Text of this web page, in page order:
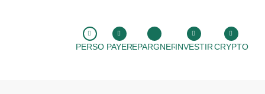
PERSO PAYEREPARGNERINVESTIRCRYPTO